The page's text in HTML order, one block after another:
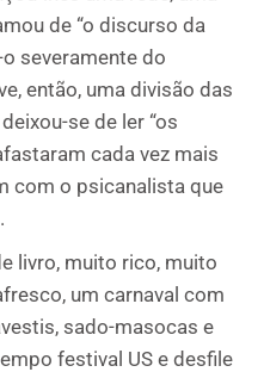
de “o discurso da
severamente do
então, uma divisão das
se de ler “os
cada vez mais
com o psicanalista que
livro, muito rico, muito
um carnaval com
sado-masocas e
festival US e desfile